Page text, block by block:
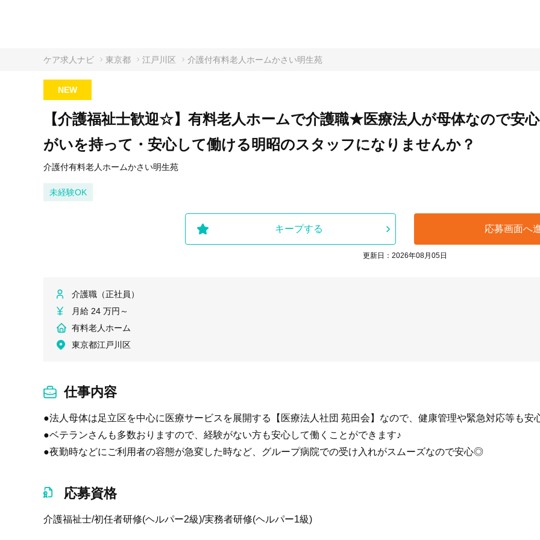
ケア求人ナビ 東京都 江戸川区 介護付有料老人ホームかさい明生苑
NEW
【介護福祉士歓迎☆】有料老人ホームで介護職★医療法人が母体なので安
がいを持って・安心して働ける明昭のスタッフになりませんか？
介護付有料老人ホームかさい明生苑
未経験OK
キープする 応募画面へ
更新日：2026年08月05日
介護職（正社員）
月給 24 万円～
有料老人ホーム
東京都江戸川区
仕事内容
●法人母体は足立区を中心に医療サービスを展開する【医療法人社団 苑田会】なので、健康管理や緊急対応等も安
●ベテランさんも多数おりますので、経験がない方も安心して働くことができます♪
●夜勤時などにご利用者の容態が急変した時など、グループ病院での受け入れがスムーズなので安心◎
応募資格
介護福祉士/初任者研修(ヘルパー2級)/実務者研修(ヘルパー1級)